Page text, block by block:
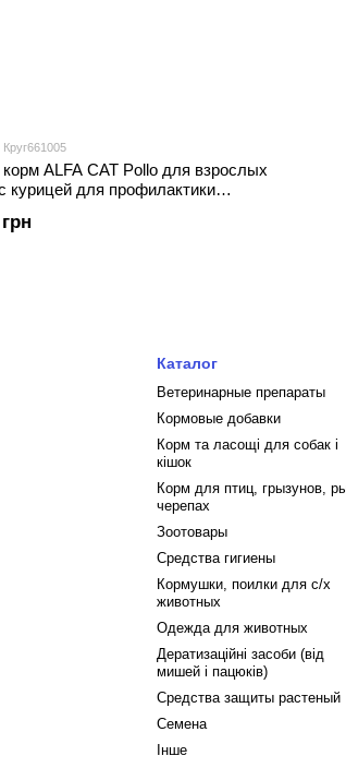
Круг661005
ALFA CAT Pollo для взрослых
курицей для профилактики
Каталог
Ветеринарные препараты
Кормовые добавки
Корм та ласощі для собак і
кішок
Корм для птиц, грызунов,
черепах
Зоотовары
Средства гигиены
Кормушки, поилки для с/х
животных
Одежда для животных
Дератизаційні засоби (від
мишей і пацюків)
Средства защиты растеный
Семена
Інше